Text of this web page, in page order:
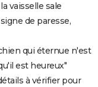
vaisselle sale
de paresse,
qui éternue n'est
est heureux"
à vérifier pour